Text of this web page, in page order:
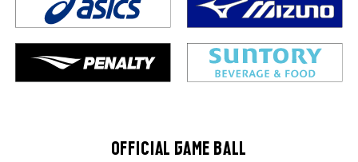
OFFICIAL GAME BALL